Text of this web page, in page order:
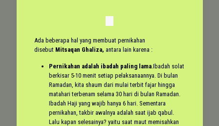
Ada beberapa hal yang membuat pernikahan
disebut Mitsaqan Ghaliza, antara lain karena :
Pernikahan adalah ibadah paling lama.Ibadah solat
berkisar 5-10 menit setiap pelaksanaannya. Di bulan
Ramadan, kita shaum dari mulai terbit fajar hingga
matahari terbenam selama 30 hari di bulan Ramadan.
Ibadah Haji yang wajib hanya 6 hari. Sementara
pernikahan, takbir awalnya adalah saat ijab qabul.
Lalu kapan selesainya? yaitu saat maut memisahkan